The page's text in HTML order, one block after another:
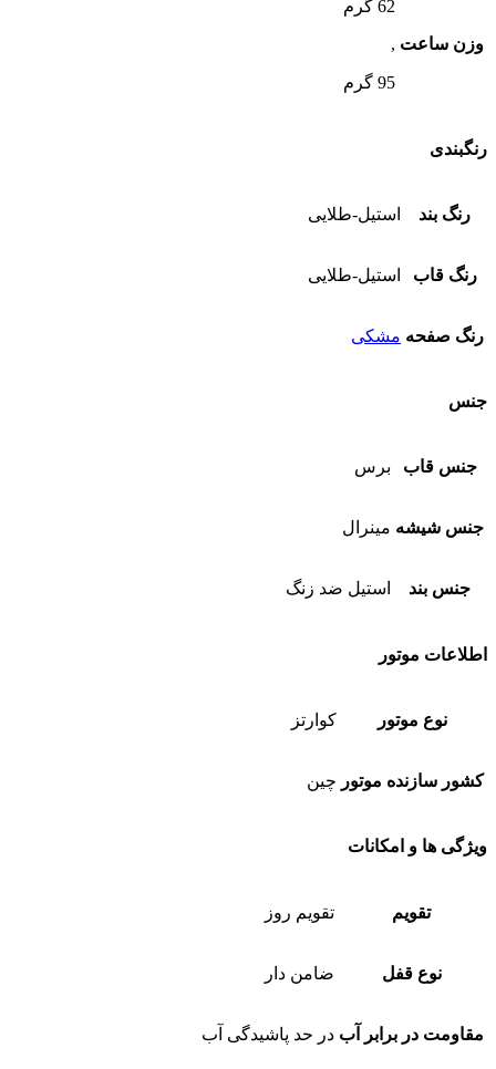
وزن ساعت
62 گرم
,
95 گرم
رنگبندی
رنگ بند استیل-طلایی
رنگ قاب استیل-طلایی
رنگ صفحه مشکی
جنس
جنس قاب برس
جنس شیشه مینرال
جنس بند استیل ضد زنگ
اطلاعات موتور
نوع موتور کوارتز
کشور سازنده موتور چین
ویژگی ها و امکانات
تقویم تقویم روز
نوع قفل ضامن دار
مقاومت در برابر آب در حد پاشیدگی آب